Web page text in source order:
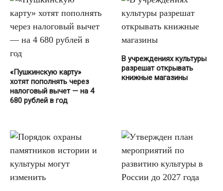
«Пушкинскую карту»
хотят пополнять через
налоговый вычет — на 4
680 рублей в год
В учреждениях культуры
разрешат открывать
книжные магазины